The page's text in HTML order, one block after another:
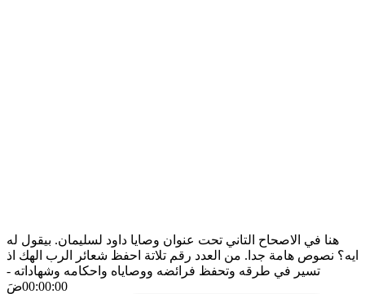
هنا في الاصحاح التاني تحت عنوان وصايا داود لسليمان. بيقول له
ايه؟ نصوص هامة جدا. من العدد رقم تلاتة احفظ شعائر الرب الهك اذ
تسير في طرقه وتحفظ فرائضه ووصاياه واحكامه وشهاداته -
00:00:00ضَ